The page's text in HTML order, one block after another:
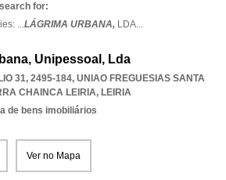
for:
...LÁGRIMA URBANA, LDA...
Unipessoal, Lda
31, 2495-184, UNIAO FREGUESIAS SANTA
CHAINCA LEIRIA, LEIRIA
de bens imobiliários
Ver no Mapa